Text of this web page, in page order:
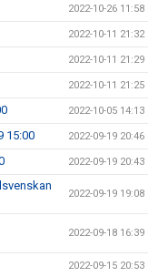
2022-10-26 11:58
2022-10-11 21:32
2022-10-11 21:29
2022-10-11 21:25
2022-10-05 14:13
15:00 2022-09-19 20:46
2022-09-19 20:43
2022-09-19 19:08
2022-09-18 16:39
2022-09-15 20:53